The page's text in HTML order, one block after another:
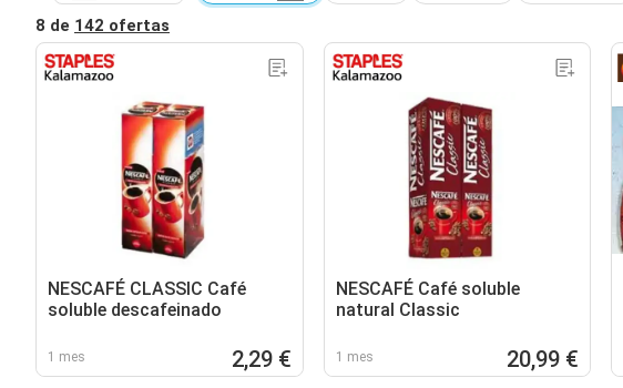
8 de 142 ofertas
NESCAFÉ CLASSIC Café
soluble descafeinado
1 mes 2,29 €
NESCAFÉ Café soluble
natural Classic
1 mes 20,99 €